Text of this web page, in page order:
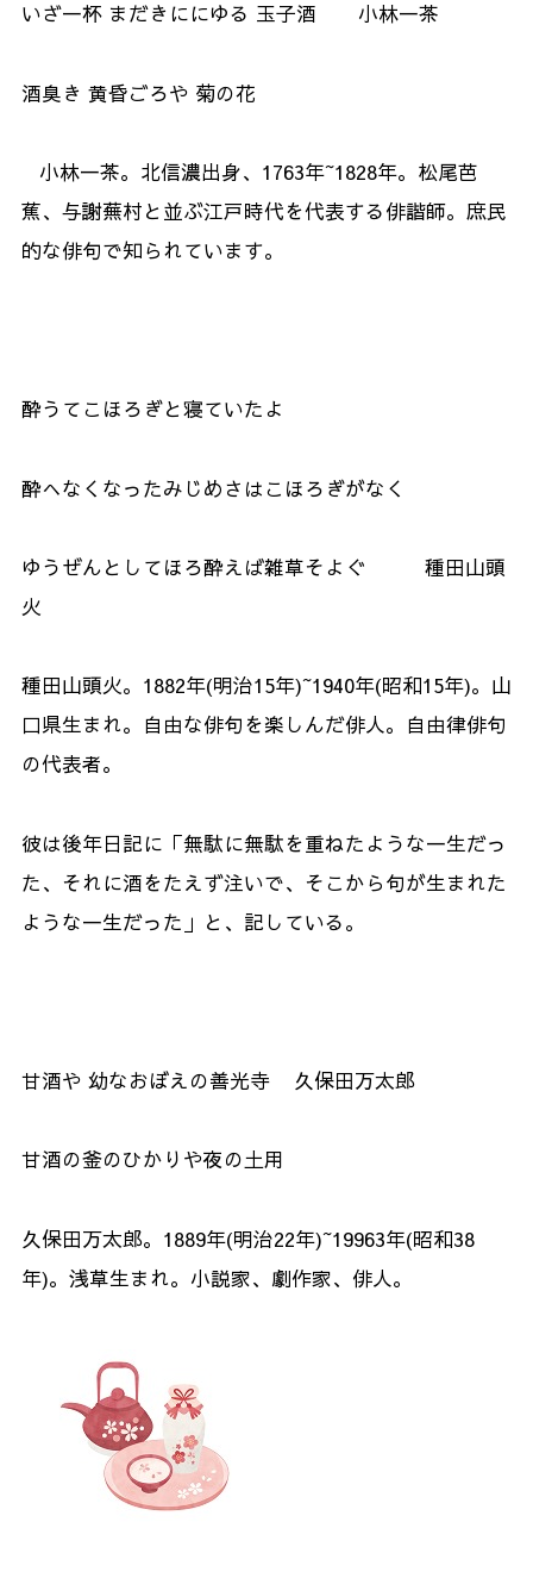
いざ一杯 まだきににゆる 玉子酒 小林一茶
酒臭き 黄昏ごろや 菊の花
小林一茶。北信濃出身、1763年~1828年。松尾芭
蕉、与謝蕪村と並ぶ江戸時代を代表する俳諧師。庶民
的な俳句で知られています。
酔うてこほろぎと寝ていたよ
酔へなくなったみじめさはこほろぎがなく
ゆうぜんとしてほろ酔えば雑草そよぐ 種田山頭
火
種田山頭火。1882年(明治15年)~1940年(昭和15年)。山
口県生まれ。自由な俳句を楽しんだ俳人。自由律俳句
の代表者。
彼は後年日記に「無駄に無駄を重ねたような一生だっ
た、それに酒をたえず注いで、そこから句が生まれた
ような一生だった」と、記している。
甘酒や 幼なおぼえの善光寺 久保田万太郎
甘酒の釜のひかりや夜の土用
久保田万太郎。1889年(明治22年)~19963年(昭和38
年)。浅草生まれ。小説家、劇作家、俳人。